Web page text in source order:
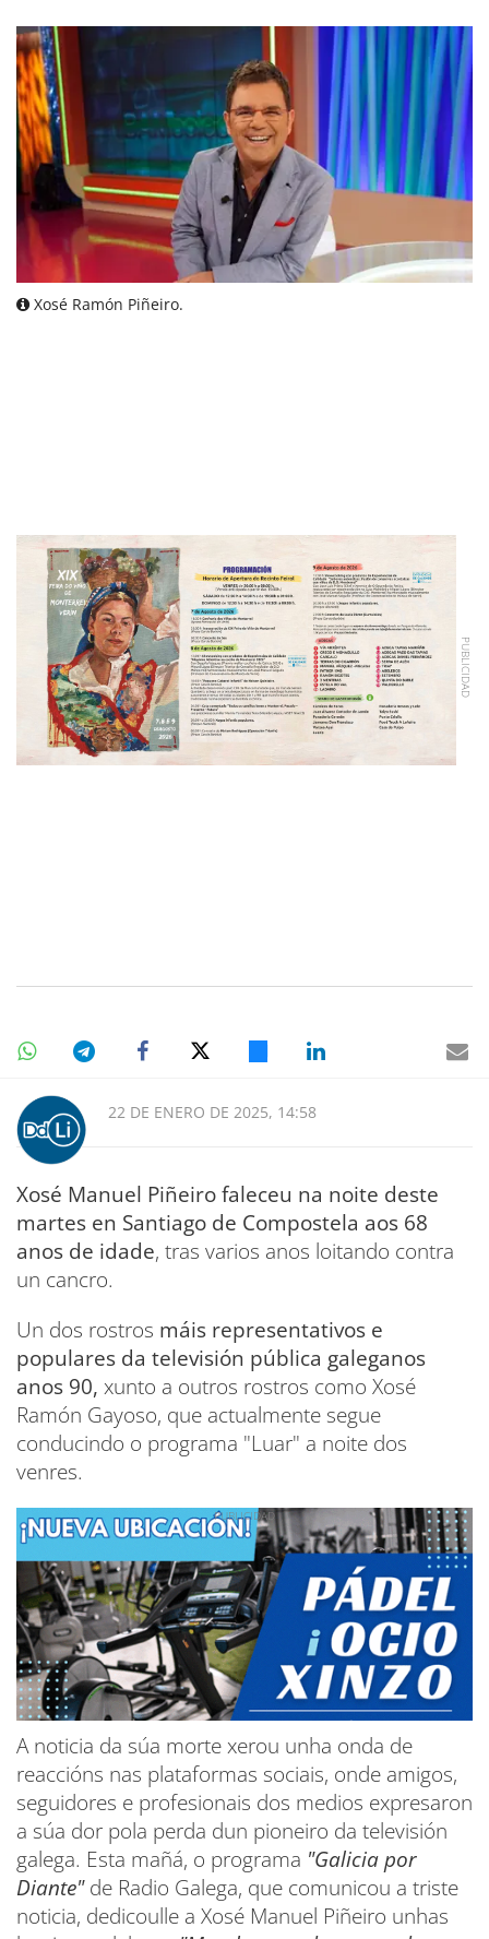
Xosé Ramón Piñeiro.
22 DE ENERO DE 2025, 14:58
Xosé Manuel Piñeiro faleceu na noite deste
martes en Santiago de Compostela aos 68
anos de idade, tras varios anos loitando contra
un cancro.
Un dos rostros máis representativos e
populares da televisión pública galeganos
anos 90, xunto a outros rostros como Xosé
Ramón Gayoso, que actualmente segue
conducindo o programa "Luar" a noite dos
venres.
A noticia da súa morte xerou unha onda de
reaccións nas plataformas sociais, onde amigos,
seguidores e profesionais dos medios expresaron
a súa dor pola perda dun pioneiro da televisión
galega. Esta mañá, o programa "Galicia por
Diante"de Radio Galega, que comunicou a triste
noticia, dedicoulle a Xosé Manuel Piñeiro unhas